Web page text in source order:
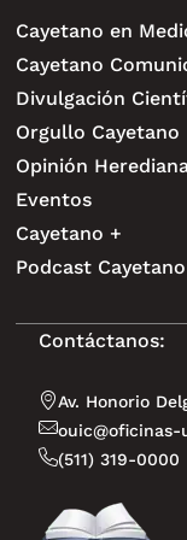
Cayetano en
Cayetano
Divulgación
Orgullo Cayetano
Opinión
Eventos
Cayetano +
Podcast Cayetano
Contáctanos:
Av. Honorio
ouic@oficinas-
(511) 319-0000